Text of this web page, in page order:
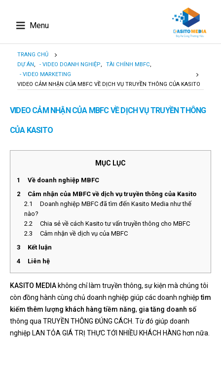
Menu
TRANG CHỦ
DỰ ÁN, - VIDEO DOANH NGHIỆP, TÀI CHÍNH MBFC,
- VIDEO MARKETING
VIDEO CẢM NHẬN CỦA MBFC VỀ DỊCH VỤ TRUYỀN THÔNG CỦA KASITO
VIDEO CẢM NHẬN CỦA MBFC VỀ DỊCH VỤ TRUYỀN THÔNG
CỦA KASITO
MỤC LỤC
1
Về doanh nghiệp MBFC
2
Cảm nhận của MBFC về dịch vụ truyền thông của Kasito
2.1
Doanh nghiệp MBFC đã tìm đến Kasito Media như thế
nào?
2.2
Chia sẻ về cách Kasito tư vấn truyền thông cho MBFC
2.3
Cảm nhận về dịch vụ của MBFC
3
Kết luận
4
Liên hệ
KASITO MEDIA không chỉ làm truyền thông, sự kiện mà chúng tôi
còn đồng hành cùng chủ doanh nghiệp giúp các doanh nghiệptìm
kiếm thêm lượng khách hàng tiềm năng, gia tăng doanh số
thông qua TRUYỀN THÔNG ĐÚNG CÁCH. Từ đó giúp doanh
nghiệp LAN TỎA GIÁ TRỊ THỰC TỚI NHIỀU KHÁCH HÀNG hơn nữa.